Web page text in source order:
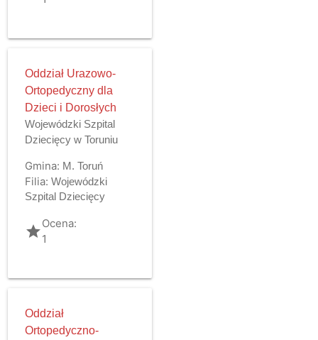
Oddział Urazowo-
Ortopedyczny dla
Dzieci i Dorosłych
Wojewódzki Szpital
Dziecięcy w Toruniu
Gmina: M. Toruń
Filia: Wojewódzki
Szpital Dziecięcy
gradeOcena:
1
Oddział
Ortopedyczno-